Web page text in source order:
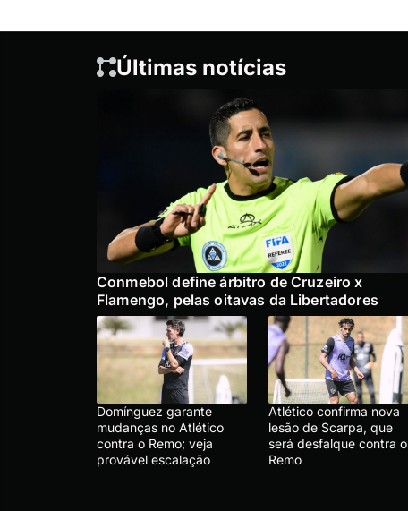
Últimas notícias
Conmebol define árbitro de Cruzeiro x
Flamengo, pelas oitavas da Libertadores
Domínguez garante
mudanças no Atlético
contra o Remo; veja
provável escalação
Atlético confirma nova
lesão de Scarpa, que
será desfalque contra o
Remo